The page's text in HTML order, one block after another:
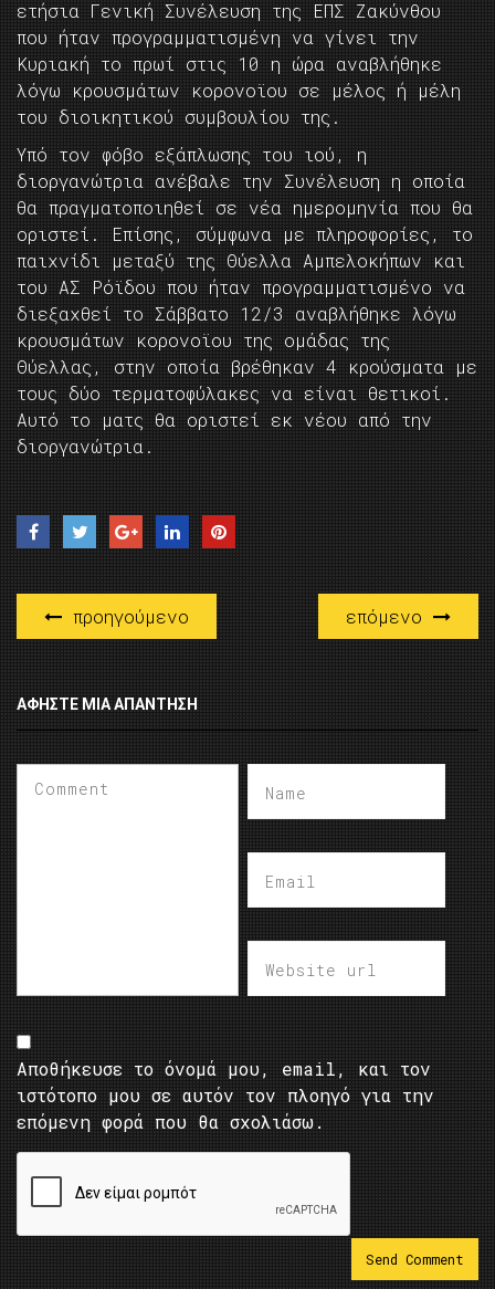
ετήσια Γενική Συνέλευση της ΕΠΣ Ζακύνθου
που ήταν προγραμματισμένη να γίνει την
Κυριακή το πρωί στις 10 η ώρα αναβλήθηκε
λόγω κρουσμάτων κορονοϊου σε μέλος ή μέλη
του διοικητικού συμβουλίου της.
Υπό τον φόβο εξάπλωσης του ιού, η
διοργανώτρια ανέβαλε την Συνέλευση η οποία
θα πραγματοποιηθεί σε νέα ημερομηνία που θα
οριστεί. Επίσης, σύμφωνα με πληροφορίες, το
παιχνίδι μεταξύ της Θύελλα Αμπελοκήπων και
του ΑΣ Ρόϊδου που ήταν προγραμματισμένο να
διεξαχθεί το Σάββατο 12/3 αναβλήθηκε λόγω
κρουσμάτων κορονοϊου της ομάδας της
Θύελλας, στην οποία βρέθηκαν 4 κρούσματα με
τους δύο τερματοφύλακες να είναι θετικοί.
Αυτό το ματς θα οριστεί εκ νέου από την
διοργανώτρια.
προηγούμενο επόμενο
ΑΦΉΣΤΕ ΜΙΑ ΑΠΆΝΤΗΣΗ
Αποθήκευσε το όνομά μου, email, και τον
ιστότοπο μου σε αυτόν τον πλοηγό για την
επόμενη φορά που θα σχολιάσω.